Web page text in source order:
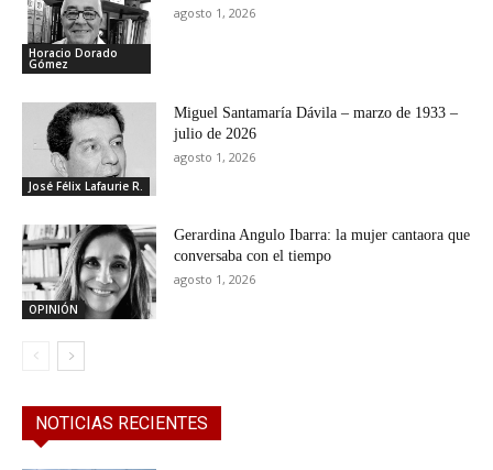
Horacio Dorado
Gómez
agosto 1, 2026
José Félix Lafaurie R.
Miguel Santamaría Dávila – marzo de 1933 –
julio de 2026
agosto 1, 2026
OPINIÓN
Gerardina Angulo Ibarra: la mujer cantaora que
conversaba con el tiempo
agosto 1, 2026
NOTICIAS RECIENTES